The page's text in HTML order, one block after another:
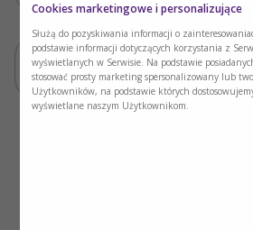
Odcinek nr 4: Wpływ różnych
i błonnika na mikrobiotę
Cookies marketingowe i personalizujące
Służą do pozyskiwania informacji o
podstawie informacji dotyczących korzystania z
wyświetlanych w Serwisie. Na podstawie
stosować prosty marketing spersonalizowany lub
Użytkowników, na podstawie których
wyświetlane naszym Użytkownikom.